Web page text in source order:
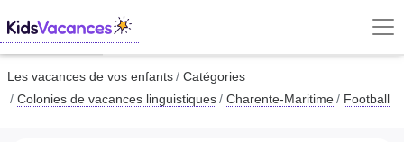
Les vacances de vos enfants
Catégories
Colonies de vacances linguistiques
Charente-Maritime Football